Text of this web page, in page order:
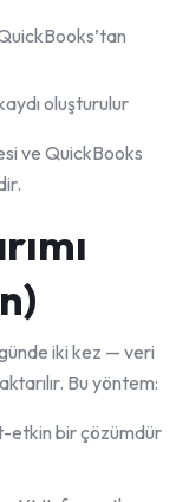
oluşturulur
ve QuickBooks
iki kez — veri
Bu yöntem:
etkin bir çözümdür